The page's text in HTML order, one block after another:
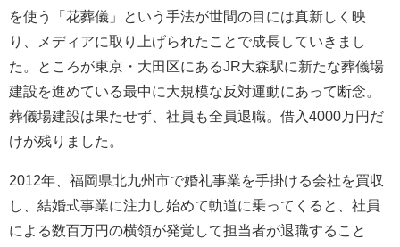
を使う「花葬儀」という手法が世間の目には真新しく映
り、メディアに取り上げられたことで成長していきまし
た。ところが東京・大田区にあるJR大森駅に新たな葬儀場
建設を進めている最中に大規模な反対運動にあって断念。
葬儀場建設は果たせず、社員も全員退職。借入4000万円だ
けが残りました。
2012年、福岡県北九州市で婚礼事業を手掛ける会社を買収
し、結婚式事業に注力し始めて軌道に乗ってくると、社員
による数百万円の横領が発覚して担当者が退職すること